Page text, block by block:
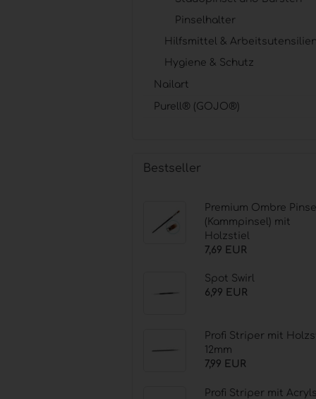
Pinselhalter
Hilfsmittel & Arbeitsutensilien
Hygiene & Schutz
Nailart
Purell® (GOJO®)
Bestseller
Premium Ombre
(Kammpinsel) mit
Holzstiel
7,69 EUR
Spot Swirl
6,99 EUR
Profi Striper mit
12mm
7,99 EUR
Profi Striper mit